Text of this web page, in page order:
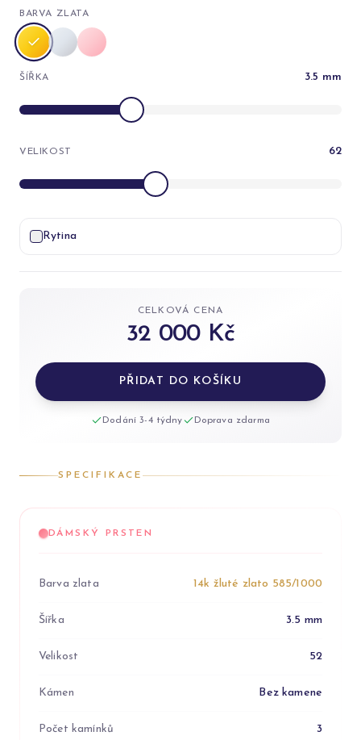
BARVA ZLATA
ŠÍŘKA 3.5 mm
VELIKOST 62
Rytina
CELKOVÁ CENA
32 000 Kč
PŘIDAT DO KOŠÍKU
Dodání 3-4 týdny Doprava zdarma
SPECIFIKACE
DÁMSKÝ PRSTEN
Barva zlata 14k žluté zlato 585/1000
Šířka 3.5 mm
Velikost 52
Kámen Bez kamene
Počet kamínků 3